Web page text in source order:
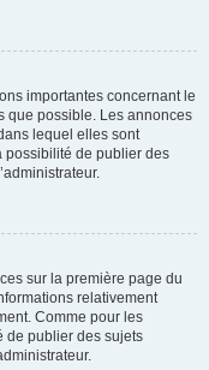
importantes concernant le
que possible. Les annonces
lequel elles sont
possibilité de publier des
sur la première page du
relativement
Comme pour les
de publier des sujets